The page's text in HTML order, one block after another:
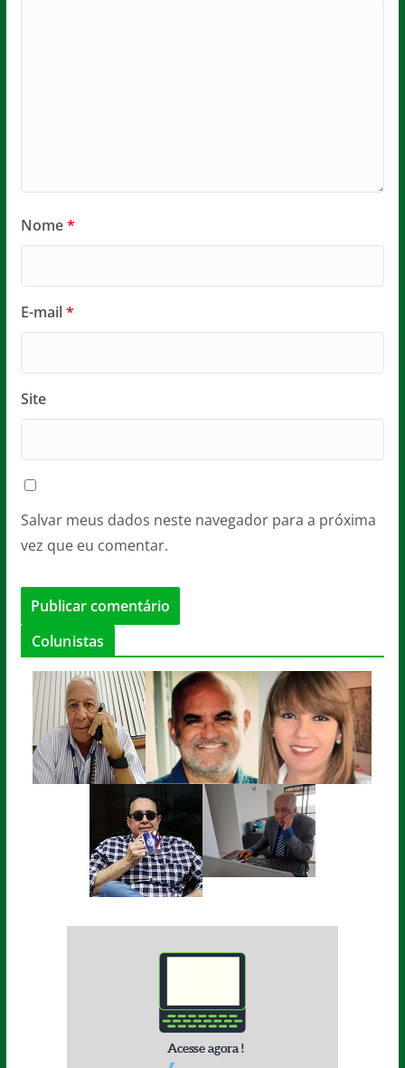
Nome*
E-mail*
Site
Salvar meus dados neste navegador para a próxima
vez que eu comentar.
Colunistas